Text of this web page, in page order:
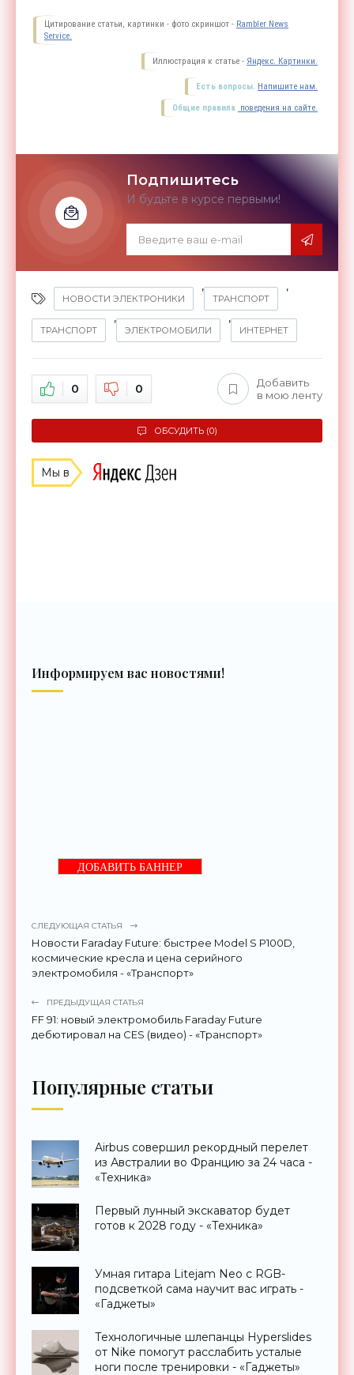
Цитирование статьи, картинки - фото скриншот - Rambler News
Service.
Иллюстрация к статье - Яндекс. Картинки.
Есть вопросы. Напишите нам.
Общие правила поведения на сайте.
Подпишитесь
И будьте в курсе первыми!
НОВОСТИ ЭЛЕКТРОНИКИ
,
ТРАНСПОРТ
,
ТРАНСПОРТ
,
ЭЛЕКТРОМОБИЛИ
,
ИНТЕРНЕТ
0 0
Добавить
в мою ленту
ОБСУДИТЬ (0)
Мы в
Информируем вас новостями!
ДОБАВИТЬ БАННЕР
СЛЕДУЮЩАЯ СТАТЬЯ
Новости Faraday Future: быстрее Model S P100D,
космические кресла и цена серийного
электромобиля - «Транспорт»
ПРЕДЫДУЩАЯ СТАТЬЯ
FF 91: новый электромобиль Faraday Future
дебютировал на CES (видео) - «Транспорт»
Популярные статьи
Airbus совершил рекордный перелет
из Австралии во Францию за 24 часа -
«Техника»
Первый лунный экскаватор будет
готов к 2028 году - «Техника»
Умная гитара Litejam Neo с RGB-
подсветкой сама научит вас играть -
«Гаджеты»
Технологичные шлепанцы Hyperslides
от Nike помогут расслабить усталые
ноги после тренировки - «Гаджеты»